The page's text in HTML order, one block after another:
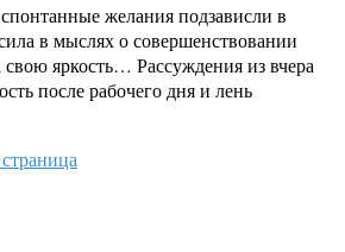
желания подзависли в
в мыслях о совершенствовании
свою яркость… Рассуждения из вчера
после рабочего дня и лень